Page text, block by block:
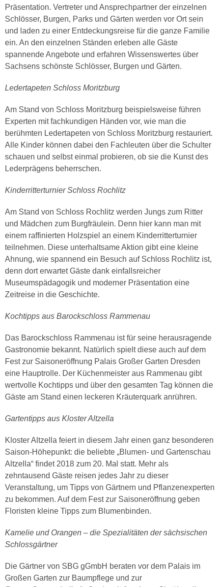
Präsentation. Vertreter und Ansprechpartner der einzelnen
Schlösser, Burgen, Parks und Gärten werden vor Ort sein
und laden zu einer Entdeckungsreise für die ganze Familie
ein. An den einzelnen Ständen erleben alle Gäste
spannende Angebote und erfahren Wissenswertes über
Sachsens schönste Schlösser, Burgen und Gärten.
Ledertapeten Schloss Moritzburg
Am Stand von Schloss Moritzburg beispielsweise führen
Experten mit fachkundigen Händen vor, wie man die
berühmten Ledertapeten von Schloss Moritzburg restauriert.
Alle Kinder können dabei den Fachleuten über die Schulter
schauen und selbst einmal probieren, ob sie die Kunst des
Lederprägens beherrschen.
Kinderritterturnier Schloss Rochlitz
Am Stand von Schloss Rochlitz werden Jungs zum Ritter
und Mädchen zum Burgfräulein. Denn hier kann man mit
einem raffinierten Holzspiel an einem Kinderritterturnier
teilnehmen. Diese unterhaltsame Aktion gibt eine kleine
Ahnung, wie spannend ein Besuch auf Schloss Rochlitz ist,
denn dort erwartet Gäste dank einfallsreicher
Museumspädagogik und moderner Präsentation eine
Zeitreise in die Geschichte.
Kochtipps aus Barockschloss Rammenau
Das Barockschloss Rammenau ist für seine herausragende
Gastronomie bekannt. Natürlich spielt diese auch auf dem
Fest zur Saisoneröffnung Palais Großer Garten Dresden
eine Hauptrolle. Der Küchenmeister aus Rammenau gibt
wertvolle Kochtipps und über den gesamten Tag können die
Gäste am Stand einen leckeren Kräuterquark anrühren.
Gartentipps aus Kloster Altzella
Kloster Altzella feiert in diesem Jahr einen ganz besonderen
Saison-Höhepunkt: die beliebte „Blumen- und Gartenschau
Altzella“ findet 2018 zum 20. Mal statt. Mehr als
zehntausend Gäste reisen jedes Jahr zu dieser
Veranstaltung, um Tipps von Gärtnern und Pflanzenexperten
zu bekommen. Auf dem Fest zur Saisoneröffnung geben
Floristen kleine Tipps zum Blumenbinden.
Kamelie und Orangen – die Spezialitäten der sächsischen
Schlossgärtner
Die Gärtner von SBG gGmbH beraten vor dem Palais im
Großen Garten zur Baumpflege und zur